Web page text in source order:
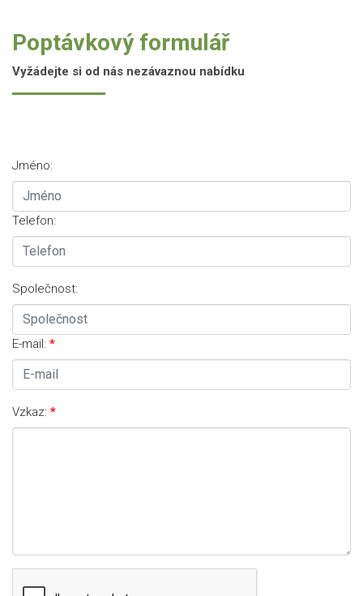
Poptávkový formulář
Vyžádejte si od nás nezávaznou nabídku
Jméno:
Telefon:
Společnost:
E-mail:
Vzkaz: